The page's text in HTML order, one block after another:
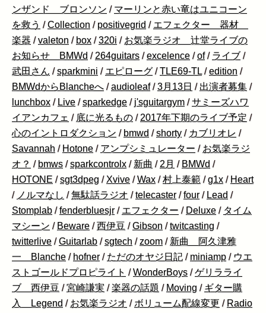
ンザンド ブロンソン / マーリンと赤い竜はユニコーン
を救う /Collection / positivegrid / エフェクター 器材
楽器 /valeton / box /320i / お気楽ラジオ 辻堂ライブの
お知らせ BMWd / 264guitars /excelence /of / ライブ /
武田さん /sparkmini / エピローグ /TLE69-TL /edition /
BMWdからBlancheへ /audioleaf /3月13日 / 出演者募集 /
lunchbox / Live /sparkedge / j'sguitargym /サミーズハワ
イアンカフェ / 底に光るもの / 2017年下期のライブ予定 /
心のイントロダクション / bmwd /shorty / カブリオレ /
Savannah / Hotone / アンプシミュレーター / お気楽ラジ
オ？ / bmws /sparkcontrolx / 新曲 / 2月 / BMWd /
HOTONE /sgt3dpeg / Xvive /Wax /村上泰範 /g1x / Heart
/ ノルマなし /無駄話ラジオ /telecaster /four / Lead /
Stomplab /fenderbluesjr / エフェクター / Deluxe / タイム
マシーン / Beware /西伊豆 /Gibson /twitcasting /
twitterlive /Guitarlab /sgtech /zoom / 新曲 阿久津雅
一 Blanche / hofner / ただのオヤジ日記 / miniamp / ウエ
ストゴールドプロピライト /WonderBoys /ゲリラライ
ブ 西伊豆 /宮崎謙実 /楽器の話題 / Moving / ギター購
入 Legend / お気楽ラジオ / ボリューム配線変更 / Radio